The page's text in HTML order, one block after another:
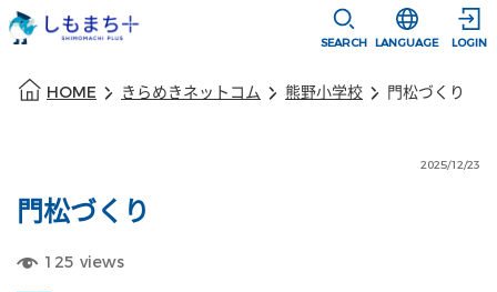
SEARCH
選択すると言
LANGUAGE LOGIN
HOME きらめきネットコム 熊野小学校 門松づくり
2025/12/23
門松づくり
125 views